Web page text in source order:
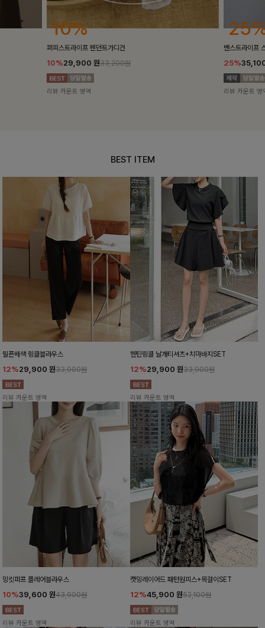
25%
밴스트라이프 스트링원피스
25%35,100 원46,800원
리뷰 카운트 영역
10%
[5천장돌파/
10%
리뷰 카운트 영
BEST ITEM
릴픈배색 링클블라우스
12%29,900 원33,900원
리뷰 카운트 영역
헨틴링클 날개티셔츠+치마바지SET
12%29,900 원33,900원
리뷰 카운트 영역
밍킷퍼프 플레어블라우스
10%39,600 원43,900원
리뷰 카운트 영역
캣밍레이어드 패턴원피스+목걸이SET
12%45,900 원52,100원
리뷰 카운트 영역